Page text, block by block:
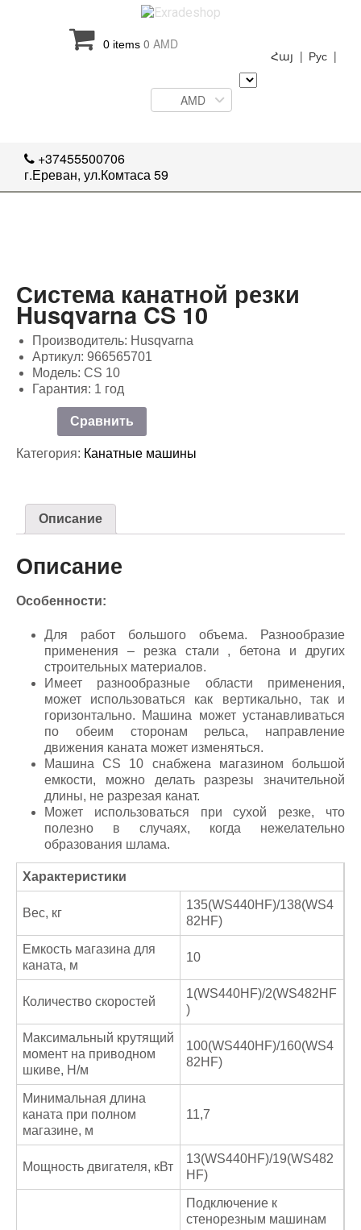
0 items 0 AMD
Рус |
Հայ |
AMD
+37455500706
г.Ереван, ул.Комтаса 59
Система канатной резки
Husqvarna CS 10
Производитель: Husqvarna
Артикул: 966565701
Модель: CS 10
Гарантия: 1 год
Сравнить
Категория: Канатные машины
Описание
Описание
Особенности:
Для работ большого объема. Разнообразие
применения – резка стали , бетона и других
строительных материалов.
Имеет разнообразные области применения,
может использоваться как вертикально, так и
горизонтально. Машина может устанавливаться
по обеим сторонам рельса, направление
движения каната может изменяться.
Машина CS 10 снабжена магазином большой
емкости, можно делать разрезы значительной
длины, не разрезая канат.
Может использоваться при сухой резке, что
полезно в случаях, когда нежелательно
образования шлама.
Характеристики
Вес, кг
135(WS440HF)/138(WS4
82HF)
Емкость магазина для
каната, м
10
Количество скоростей
1(WS440HF)/2(WS482HF
)
Максимальный крутящий
момент на приводном
шкиве, Н/м
100(WS440HF)/160(WS4
82HF)
Минимальная длина
каната при полном
магазине, м
11,7
Мощность двигателя, кВт
13(WS440HF)/19(WS482
HF)
Подключение к
стенорезным машинам